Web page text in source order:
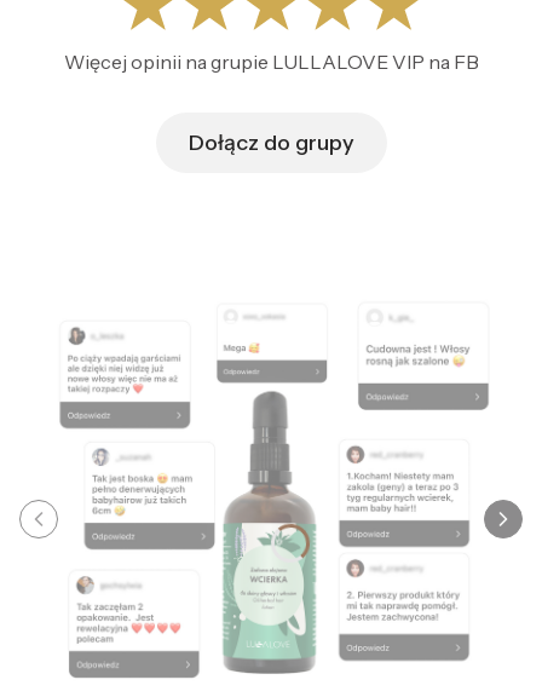
Więcej opinii na grupie LULLALOVE VIP na FB
Dołącz do grupy